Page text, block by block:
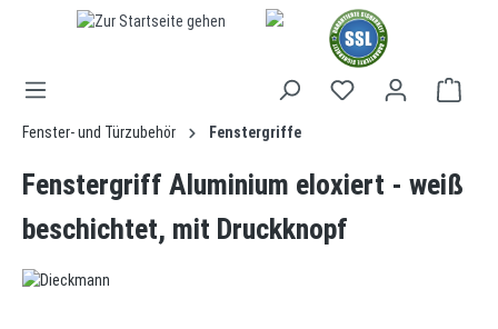
springen
Fenster- und Türzubehör Fenstergriffe
Fenstergriff Aluminium eloxiert - weiß
beschichtet, mit Druckknopf